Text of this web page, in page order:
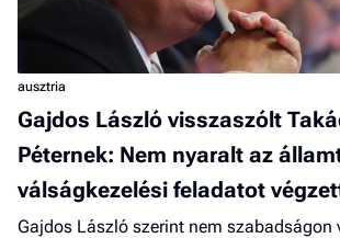
ausztria
Gajdos László visszaszólt
Péternek: Nem nyaralt az
válságkezelési feladatot
Gajdos László szerint nem szabadságon